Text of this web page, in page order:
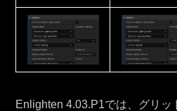
Enlighten 4.03.P1では、グリ